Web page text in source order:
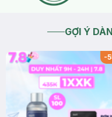
GỢI Ý
-